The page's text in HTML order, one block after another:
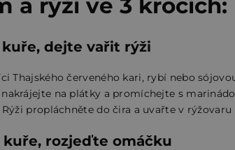
a rýží ve 3 krocích:
kuře, dejte vařit rýži
Thajského červeného kari, rybí nebo
na plátky a promíchejte s
propláchněte do čira a uvařte v rýžovaru
kuře, rozjeďte omáčku